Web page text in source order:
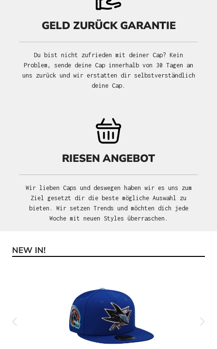
GELD ZURÜCK GARANTIE
Du bist nicht zufrieden mit deiner Cap? Kein
Problem, sende deine Cap innerhalb von 30 Tagen an
uns zurück und wir erstatten dir selbstverständlich
deine Cap.
RIESEN ANGEBOT
Wir lieben Caps und deswegen haben wir es uns zum
Ziel gesetzt dir die beste mögliche Auswahl zu
bieten. Wir setzen Trends und möchten dich jede
Woche mit neuen Styles überraschen.
Produktgalerie überspringen
NEW IN!